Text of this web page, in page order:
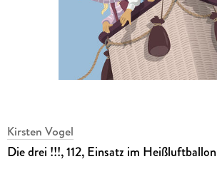
Kirsten Vogel
Die drei !!!, 112, Einsatz im Heißluftballon